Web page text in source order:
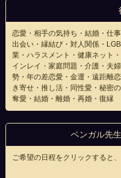
恋愛・相手の気持ち・結婚・仕
出会い・縁結び・対人関係・
業・ハラスメント・健康ネット
インレイ・家庭問題・介護・夫
勢・年の差恋愛・金運・遠距離
き寄せ・推し活・同性愛・秘密
奪愛・結婚・離婚・再婚・復縁
ベンガル先
ご希望の日程をクリックすると